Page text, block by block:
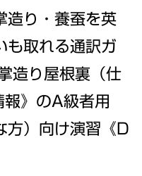
造り・養蚕を英
も取れる通訳ガ
造り屋根裏（仕
》のA級者用
方）向け演習《D